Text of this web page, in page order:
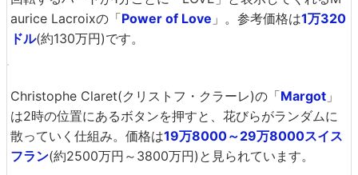
いったん文字が分解され……